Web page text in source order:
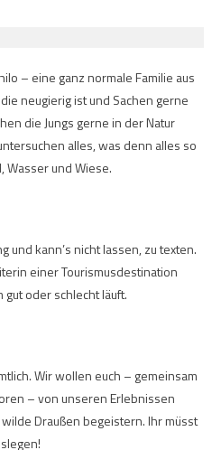
– eine ganz normale Familie aus
neugierig ist und Sachen gerne
die Jungs gerne in der Natur
alles, was denn alles so
Wasser und Wiese.
und kann’s nicht lassen, zu texten.
einer Tourismusdestination
oder schlecht läuft.
Wir wollen euch – gemeinsam
– von unseren Erlebnissen
Draußen begeistern. Ihr müsst